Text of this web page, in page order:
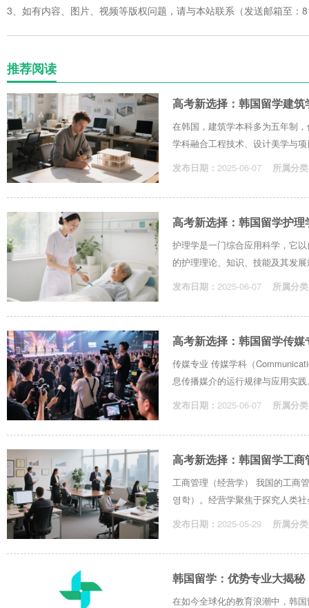
3、如有内容、图片、视频等版权问题，请与本站联系（发送邮箱至
推荐阅读
高考新选择：韩国留学建
在韩国，建筑学本科多为五年制
学科融合工程技术、设计美学与
发布日期： 2025-06-07 所属分
高考新选择：韩国留学护
护理学是一门综合应用科学，它
的护理理论、知识、技能及其发
发布日期： 2025-06-07 所属分
高考新选择：韩国留学传媒
传媒专业 传媒学科（
息传播媒介的运行规律与应用实
发布日期： 2025-06-07 所属分
高考新选择：韩国留学工
工商管理（经营学） 我国的工商
영학）。经营学聚焦于探究人类
发布日期： 2025-05-29 所属分
韩国留学：优势专业大揭秘
在如今全球化的教育浪潮中，韩